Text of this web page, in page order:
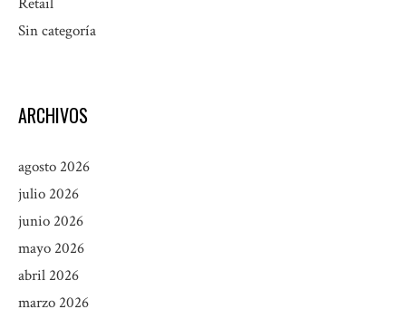
Sin categoría
ARCHIVOS
agosto 2026
julio 2026
junio 2026
mayo 2026
abril 2026
marzo 2026